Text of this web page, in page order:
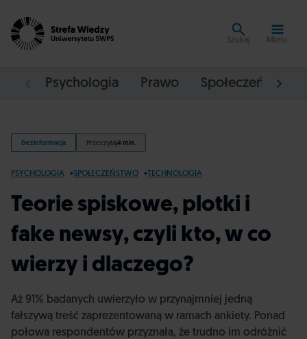
Szukaj Menu
Psychologia Prawo Społeczeństwo
Dezinformacja Przeczytaj4 min.
PSYCHOLOGIA SPOŁECZEŃSTWO TECHNOLOGIA
Teorie spiskowe, plotki i
fake newsy, czyli kto, w co
wierzy i dlaczego?
Aż 91% badanych uwierzyło w przynajmniej jedną
fałszywą treść zaprezentowaną w ramach ankiety. Ponad
połowa respondentów przyznała, że trudno im odróżnić